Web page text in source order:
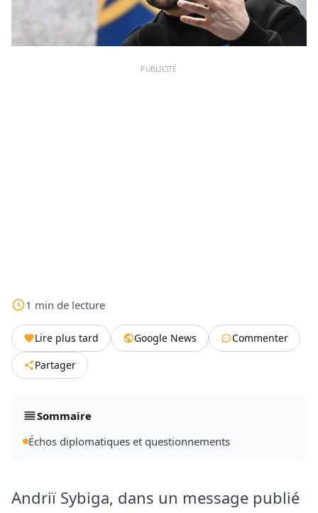
PUBLICITÉ
1 min de lecture
Lire plus tard Google News
Commenter
Partager
Sommaire
Échos diplomatiques et questionnements
Andriï Sybiga, dans un message publié